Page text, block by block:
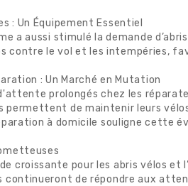
: Un Équipement Essentiel
a aussi stimulé la demande
contre le vol et les intempéries,
: Un Marché en Mutation
prolongés chez les
permettent de maintenir leurs
à domicile souligne cette
croissante pour les abris vélos
continueront de répondre aux